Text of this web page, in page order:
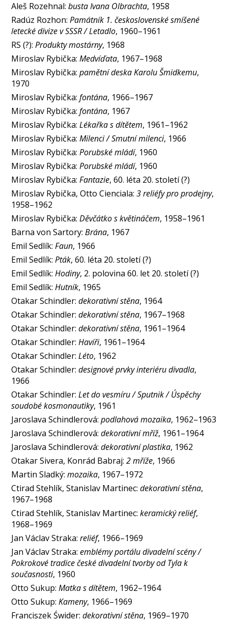
Aleš Rozehnal:busta Ivana Olbrachta, 1958
Radúz Rozhon:Památník 1. československé smíšené
letecké divize v SSSR / Letadlo, 1960–1961
RS (?):Produkty mostárny, 1968
Miroslav Rybička:Medvíďata, 1967–1968
Miroslav Rybička:pamětní deska Karolu Šmidkemu,
1970
Miroslav Rybička:fontána, 1966–1967
Miroslav Rybička:fontána, 1967
Miroslav Rybička:Lékařka s dítětem, 1961–1962
Miroslav Rybička:Milenci / Smutní milenci, 1966
Miroslav Rybička:Porubské mládí, 1960
Miroslav Rybička:Porubské mládí, 1960
Miroslav Rybička:Fantazie, 60. léta 20. století (?)
Miroslav Rybička, Otto Cienciala:3 reliéfy pro prodejny,
1958–1962
Miroslav Rybička:Děvčátko s květináčem, 1958–1961
Barna von Sartory:Brána, 1967
Emil Sedlík:Faun, 1966
Emil Sedlík:Pták, 60. léta 20. století (?)
Emil Sedlík:Hodiny, 2. polovina 60. let 20. století (?)
Emil Sedlík:Hutník, 1965
Otakar Schindler:dekorativní stěna, 1964
Otakar Schindler:dekorativní stěna, 1967–1968
Otakar Schindler:dekorativní stěna, 1961–1964
Otakar Schindler:Havíři, 1961–1964
Otakar Schindler:Léto, 1962
Otakar Schindler:designové prvky interiéru divadla,
1966
Otakar Schindler:Let do vesmíru / Sputnik / Úspěchy
soudobé kosmonautiky, 1961
Jaroslava Schindlerová:podlahová mozaika, 1962–1963
Jaroslava Schindlerová:dekorativní mříž, 1961–1964
Jaroslava Schindlerová:dekorativní plastika, 1962
Otakar Sivera, Konrád Babraj:2 mříže, 1966
Martin Sladký:mozaika, 1967–1972
Ctirad Stehlík, Stanislav Martinec:dekorativní stěna,
1967–1968
Ctirad Stehlík, Stanislav Martinec:keramický reliéf,
1968–1969
Jan Václav Straka:reliéf, 1966–1969
Jan Václav Straka:emblémy portálu divadelní scény /
Pokrokové tradice české divadelní tvorby od Tyla k
současnosti, 1960
Otto Sukup:Matka s dítětem, 1962–1964
Otto Sukup:Kameny, 1966–1969
Franciszek Świder:dekorativní stěna, 1969–1970